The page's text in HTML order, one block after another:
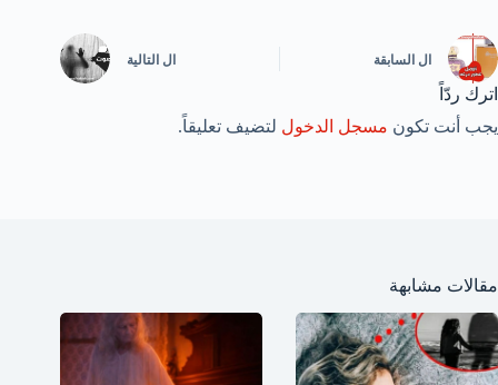
ال السابقة ال التالية
اترك ردّاً
يجب أنت تكون مسجل الدخول لتضيف تعليقاً.
مقالات مشابهة